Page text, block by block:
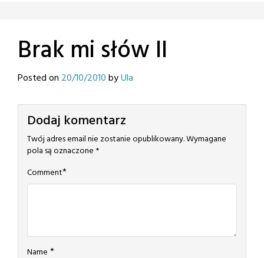
Brak mi słów II
Posted on 20/10/2010byUla
Dodaj komentarz
Twój adres email nie zostanie opublikowany.Wymagane
pola są oznaczone *
Comment*
Name *